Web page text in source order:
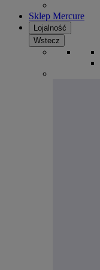
Sklep Mercure
Lojalność
Wstecz